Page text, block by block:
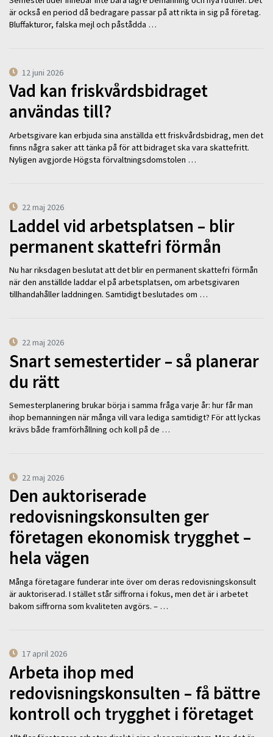
är också en period då bedragare passar på att rikta in sig på företag.
Bluffakturor, falska mejl och påstådda …
12 juni 2026
Vad kan friskvårdsbidraget
användas till?
Arbetsgivare kan erbjuda sina anställda ett friskvårdsbidrag, men det
finns några saker att tänka på för att bidraget ska vara skattefritt.
Nyligen avgjorde Högsta förvaltningsdomstolen …
22 maj 2026
Laddel vid arbetsplatsen – blir
permanent skattefri förmån
Nu har riksdagen beslutat att det blir en permanent skattefri förmån
när den anställde laddar el på arbetsplatsen, om arbetsgivaren
tillhandahåller laddningen. Samtidigt beslutades om …
22 maj 2026
Snart semestertider – så planerar
du rätt
Semesterplanering brukar börja i samma fråga varje år: hur får man
ihop bemanningen när många vill vara lediga samtidigt? För att lyckas
krävs både framförhållning och koll på de …
22 maj 2026
Den auktoriserade
redovisningskonsulten ger
företagen ekonomisk trygghet –
hela vägen
Många företagare funderar inte över om deras redovisningskonsult
är auktoriserad. I stället står siffrorna i fokus, men det är i arbetet
bakom siffrorna som kvaliteten avgörs. – …
17 april 2026
Arbeta ihop med
redovisningskonsulten – få bättre
kontroll och trygghet i företaget